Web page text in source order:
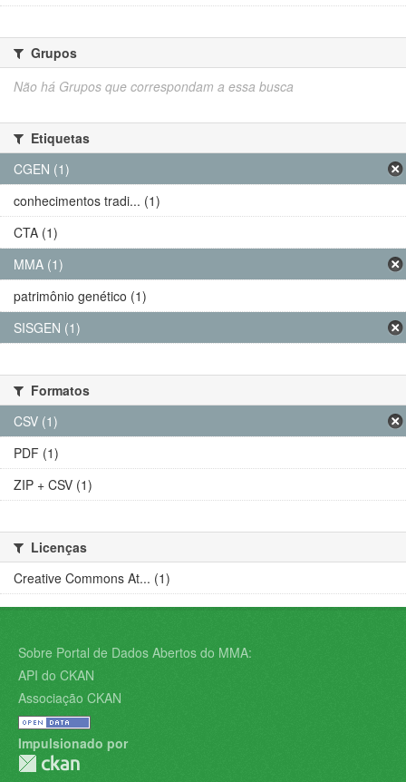
Grupos
Não há Grupos que correspondam a essa busca
Etiquetas
CGEN (1)
conhecimentos tradi... (1)
CTA (1)
MMA (1)
patrimônio genético (1)
SISGEN (1)
Formatos
CSV (1)
PDF (1)
ZIP + CSV (1)
Licenças
Creative Commons At... (1)
Sobre Portal de Dados Abertos do MMA:
API do CKAN
Associação CKAN
Impulsionado por